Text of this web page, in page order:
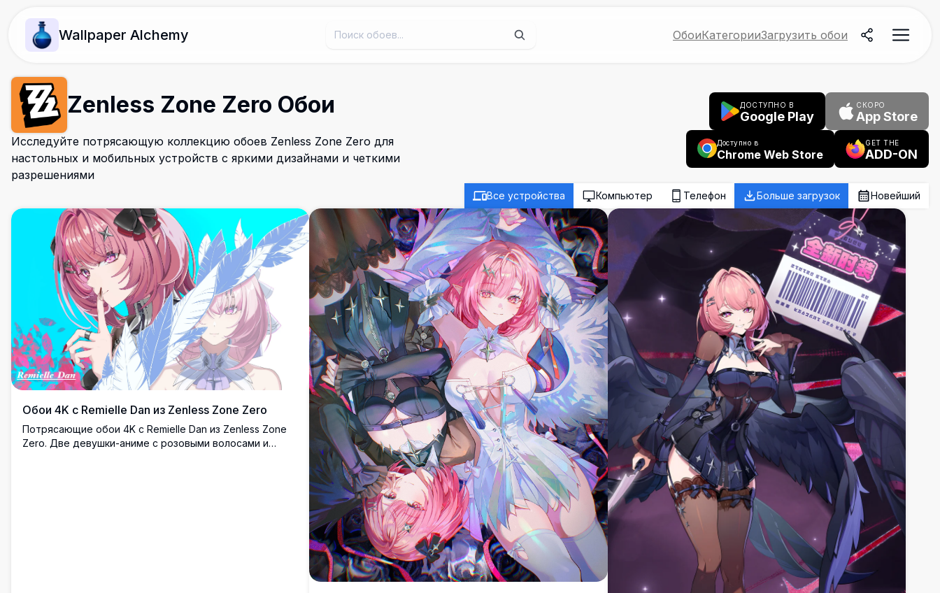
Wallpaper Alchemy ОбоиКатегорииЗагрузить обои
Zenless Zone Zero Обои
Исследуйте потрясающую коллекцию обоев Zenless Zone Zero для
настольных и мобильных устройств с яркими дизайнами и четкими
разрешениями
ДОСТУПНО В
Google Play
СКОРО
App Store
Доступно в
Chrome Web Store
GET THE
ADD-ON
Все устройства Компьютер Телефон Больше загрузок Новейший
Обои 4K с Remielle Dan из Zenless Zone Zero
Потрясающие обои 4K с Remielle Dan из Zenless Zone
Zero. Две девушки-аниме с розовыми волосами и